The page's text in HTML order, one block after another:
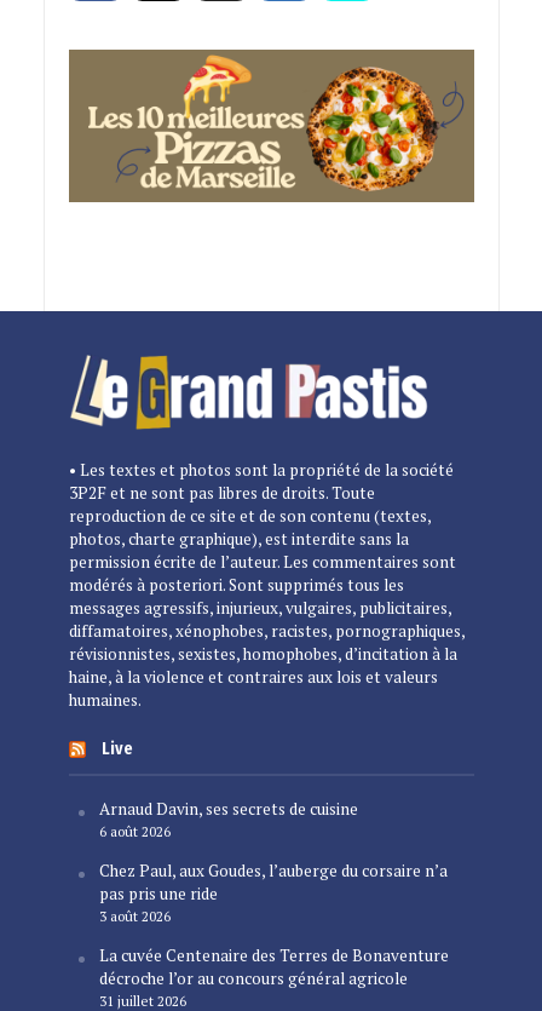
• Les textes et photos sont la propriété de la société
3P2F et ne sont pas libres de droits. Toute
reproduction de ce site et de son contenu (textes,
photos, charte graphique), est interdite sans la
permission écrite de l’auteur. Les commentaires sont
modérés à posteriori. Sont supprimés tous les
messages agressifs, injurieux, vulgaires, publicitaires,
diffamatoires, xénophobes, racistes, pornographiques,
révisionnistes, sexistes, homophobes, d’incitation à la
haine, à la violence et contraires aux lois et valeurs
humaines.
Live
Arnaud Davin, ses secrets de cuisine
6 août 2026
Chez Paul, aux Goudes, l’auberge du corsaire n’a
pas pris une ride
3 août 2026
La cuvée Centenaire des Terres de Bonaventure
décroche l’or au concours général agricole
31 juillet 2026